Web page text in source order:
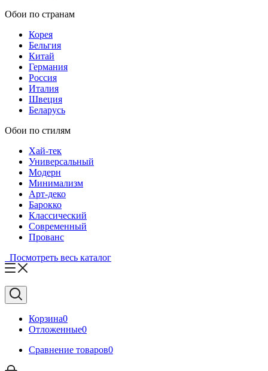
Обои по странам
Корея
Бельгия
Китай
Германия
Россия
Италия
Швеция
Беларусь
Обои по стилям
Хай-тек
Универсальный
Модерн
Минимализм
Арт-деко
Барокко
Классический
Современный
Прованс
Посмотреть весь каталог
Корзина0
Отложенные0
Сравнение товаров0